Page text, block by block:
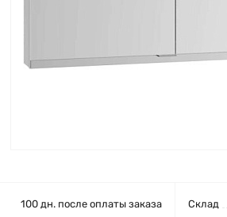
100 дн. после оплаты заказа
Cклад